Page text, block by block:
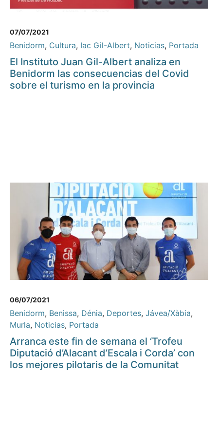
07/07/2021
Benidorm, Cultura, Iac Gil-Albert, Noticias, Portada
El Instituto Juan Gil-Albert analiza en
Benidorm las consecuencias del Covid
sobre el turismo en la provincia
06/07/2021
Benidorm, Benissa, Dénia, Deportes, Jávea/Xàbia,
Murla, Noticias, Portada
Arranca este fin de semana el ‘Trofeu
Diputació d’Alacant d’Escala i Corda’ con
los mejores pilotaris de la Comunitat